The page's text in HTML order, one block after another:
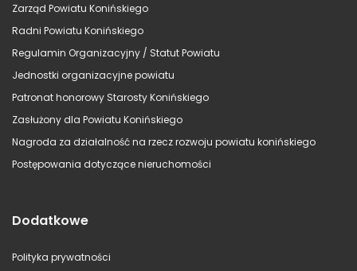
Zarząd Powiatu Konińskiego
Radni Powiatu Konińskiego
Regulamin Organizacyjny / Statut Powiatu
Jednostki organizacyjne powiatu
Patronat honorowy Starosty Konińskiego
Zasłużony dla Powiatu Konińskiego
Nagroda za działalność na rzecz rozwoju powiatu konińskiego
Postępowania dotyczące nieruchomości
Dodatkowe
Polityka prywatności